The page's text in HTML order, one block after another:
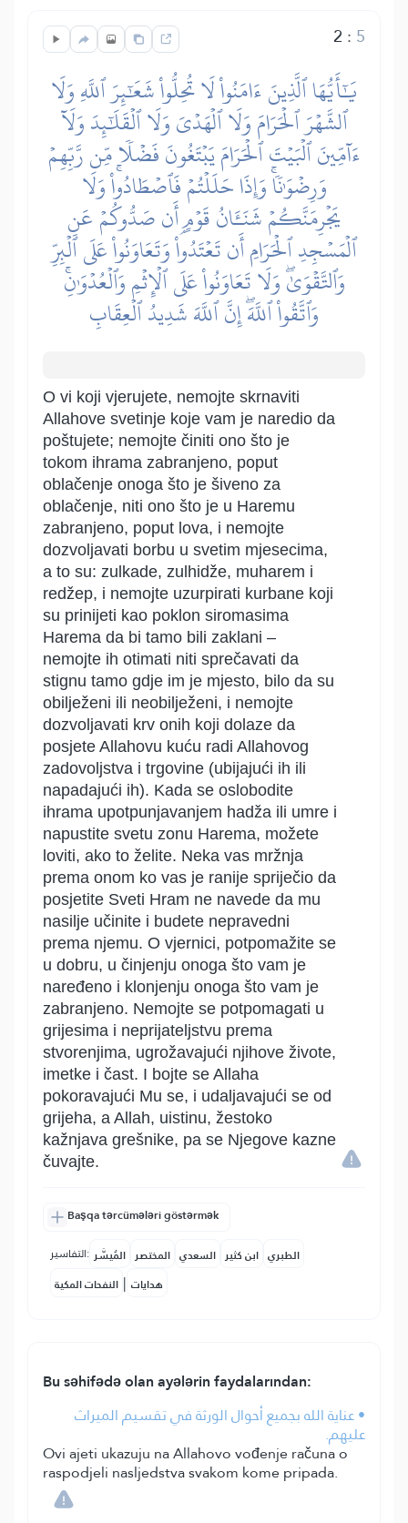
2 : 5
يَٰٓأَيُّهَا ٱلَّذِينَ ءَامَنُواْ لَا تُحِلُّواْ شَعَٰٓئِرَ ٱللَّهِ وَلَا
ٱلشَّهۡرَ ٱلۡحَرَامَ وَلَا ٱلۡهَدۡيَ وَلَا ٱلۡقَلَٰٓئِدَ وَلَآ
ءَآمِّينَ ٱلۡبَيۡتَ ٱلۡحَرَامَ يَبۡتَغُونَ فَضۡلٗا مِّن رَّبِّهِمۡ
وَرِضۡوَٰنٗاۚ وَإِذَا حَلَلۡتُمۡ فَٱصۡطَادُواْۚ وَلَا
يَجۡرِمَنَّكُمۡ شَنَـَٔانُ قَوۡمٍ أَن صَدُّوكُمۡ عَنِ
ٱلۡمَسۡجِدِ ٱلۡحَرَامِ أَن تَعۡتَدُواْۘ وَتَعَاوَنُواْ عَلَى ٱلۡبِرِّ
وَٱلتَّقۡوَىٰۖ وَلَا تَعَاوَنُواْ عَلَى ٱلۡإِثۡمِ وَٱلۡعُدۡوَٰنِۚ
وَٱتَّقُواْ ٱللَّهَۖ إِنَّ ٱللَّهَ شَدِيدُ ٱلۡعِقَابِ
O vi koji vjerujete, nemojte skrnaviti
Allahove svetinje koje vam je naredio da
poštujete; nemojte činiti ono što je
tokom ihrama zabranjeno, poput
oblačenje onoga što je šiveno za
oblačenje, niti ono što je u Haremu
zabranjeno, poput lova, i nemojte
dozvoljavati borbu u svetim mjesecima,
a to su: zulkade, zulhidže, muharem i
redžep, i nemojte uzurpirati kurbane koji
su prinijeti kao poklon siromasima
Harema da bi tamo bili zaklani –
nemojte ih otimati niti sprečavati da
stignu tamo gdje im je mjesto, bilo da su
obilježeni ili neobilježeni, i nemojte
dozvoljavati krv onih koji dolaze da
posjete Allahovu kuću radi Allahovog
zadovoljstva i trgovine (ubijajući ih ili
napadajući ih). Kada se oslobodite
ihrama upotpunjavanjem hadža ili umre i
napustite svetu zonu Harema, možete
loviti, ako to želite. Neka vas mržnja
prema onom ko vas je ranije spriječio da
posjetite Sveti Hram ne navede da mu
nasilje učinite i budete nepravedni
prema njemu. O vjernici, potpomažite se
u dobru, u činjenju onoga što vam je
naređeno i klonjenju onoga što vam je
zabranjeno. Nemojte se potpomagati u
grijesima i neprijateljstvu prema
stvorenjima, ugrožavajući njihove živote,
imetke i čast. I bojte se Allaha
pokoravajući Mu se, i udaljavajući se od
grijeha, a Allah, uistinu, žestoko
kažnjava grešnike, pa se Njegove kazne
čuvajte.
Başqa tərcümələri göstərmək
التفاسير: المُيسَّر المختصر السعدي ابن كثير الطبري
النفحات المكية | هدايات
Bu səhifədə olan ayələrin faydalarından:
• عناية الله بجميع أحوال الورثة في تقسيم الميراث
عليهم.
Ovi ajeti ukazuju na Allahovo vođenje računa o
raspodjeli nasljedstva svakom kome pripada.